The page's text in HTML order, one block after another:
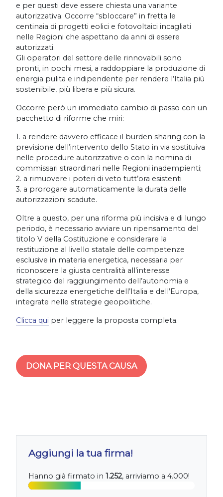
e per questi deve essere chiesta una variante
autorizzativa. Occorre “sbloccare” in fretta le
centinaia di progetti eolici e fotovoltaici incagliati
nelle Regioni che aspettano da anni di essere
autorizzati.
Gli operatori del settore delle rinnovabili sono
pronti, in pochi mesi, a raddoppiare la produzione di
energia pulita e indipendente per rendere l’Italia più
sostenibile, più libera e più sicura.
Occorre però un immediato cambio di passo con un
pacchetto di riforme che miri:
1. a rendere davvero efficace il burden sharing con la
previsione dell’intervento dello Stato in via sostituiva
nelle procedure autorizzative o con la nomina di
commissari straordinari nelle Regioni inadempienti;
2. a rimuovere i poteri di veto tutt’ora esistenti
3. a prorogare automaticamente la durata delle
autorizzazioni scadute.
Oltre a questo, per una riforma più incisiva e di lungo
periodo, è necessario avviare un ripensamento del
titolo V della Costituzione e considerare la
restituzione al livello statale delle competenze
esclusive in materia energetica, necessaria per
riconoscere la giusta centralità all’interesse
strategico del raggiungimento dell’autonomia e
della sicurezza energetiche dell’Italia e dell’Europa,
integrate nelle strategie geopolitiche.
Clicca qui per leggere la proposta completa.
DONA PER QUESTA CAUSA
Aggiungi la tua firma!
Hanno già firmato in 1.252, arriviamo a 4.000!